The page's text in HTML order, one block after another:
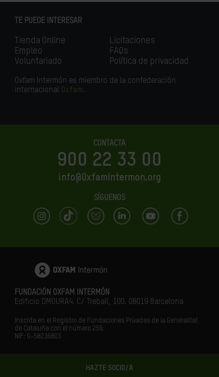
HAZTE SOCIO/A
TE PUEDE INTERESAR
Tienda Online
Empleo
Voluntariado
Licitaciones
FAQs
Política de privacidad
Oxfam Intermón es miembro de la confederación
internacional Oxfam.
CONTACTA
900 22 33 00
info@OxfamIntermon.org
SÍGUENOS
FUNDACIÓN OXFAM INTERMÓN
Edificio DMOURA4. C/ Treball, 100. 08019 Barcelona
Inscrita en el Registro de Fundaciones Privadas de la Generalitat
de Cataluña con el número 259.
NIF: G-58236803
LA IGUALDAD ES EL FUTURO